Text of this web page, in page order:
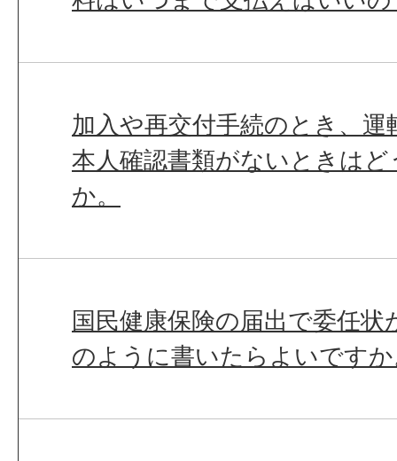
加入や再交付手続のとき、
本人確認書類がないときは
か。
国民健康保険の届出で委任
のように書いたらよいです